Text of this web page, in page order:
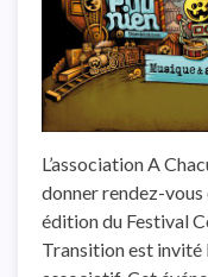
L’association A
donner rendez-vous
édition du Festival
Transition est invité